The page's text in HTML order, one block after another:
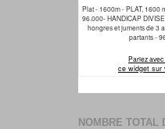
NOMBRE TOTAL